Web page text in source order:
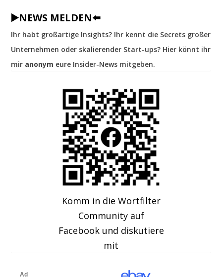
▶️NEWS MELDEN⬅️
Ihr habt großartige Insights? Ihr kennt die Secrets großer
Unternehmen oder skalierender Start-ups? Hier könnt ihr
mir anonym eure Insider-News mitgeben.
Komm in die Wortfilter
Community auf
Facebook und diskutiere
mit